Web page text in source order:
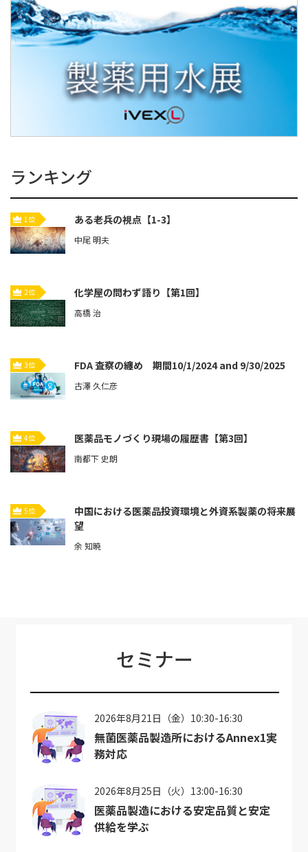
ランキング
1位 ある老兵の視点【1-3】
中尾 明夫
2位 化学屋の問わず語り【第1回】
高橋 治
3位 FDA 査察の纏め 期間10/1/2024 and 9/30/2025
古澤 久仁彦
4位 医薬品モノづくり現場の履歴書【第3回】
南都下 史朗
5位
中国における医薬品投資環境と外資系製薬の将来展
望
余 知暁
セミナー
2026年8月21日（金）10:30-16:30
無菌医薬品製造所におけるAnnex1実
務対応
2026年8月25日（火）13:00-16:30
医薬品製造における安定品質と安定
供給を学ぶ